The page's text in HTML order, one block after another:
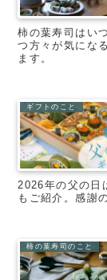
柿の葉寿司はい
つ方々が気にな
ます。
ギフトのこと
2026年の父の日
もご紹介。感謝
柿の葉寿司のこと